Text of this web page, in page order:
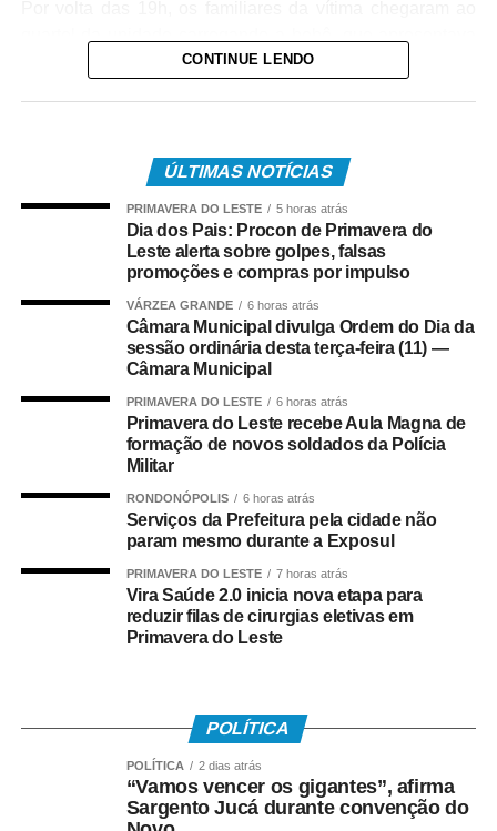
um quadro de obstrução das vias aéreas com leite
Após o atendimento inicial, o bebê foi levado ao Hospital
Regional, acompanhado da mãe, onde permaneceu sob
os cuidados da equipe médica. A bebê foi atendida pela
pediatra de plantão, que deu continuidade às avaliações
e aos procedimentos necessários.
COMENTE ABAIXO:
WhatsApp
Facebook
Twitter
Messenger
LinkedIn
Share
CONTINUE LENDO
ÚLTIMAS NOTÍCIAS
PRIMAVERA DO LESTE 5 horas atrás
Dia dos Pais: Procon de Primavera do
Leste alerta sobre golpes, falsas
promoções e compras por impulso
VÁRZEA GRANDE 6 horas atrás
Câmara Municipal divulga Ordem do Dia da
sessão ordinária desta terça-feira (11) —
Câmara Municipal
PRIMAVERA DO LESTE 6 horas atrás
Primavera do Leste recebe Aula Magna de
formação de novos soldados da Polícia
Militar
RONDONÓPOLIS 6 horas atrás
Serviços da Prefeitura pela cidade não
param mesmo durante a Exposul
PRIMAVERA DO LESTE 7 horas atrás
Vira Saúde 2.0 inicia nova etapa para
reduzir filas de cirurgias eletivas em
Primavera do Leste
POLÍTICA
POLÍTICA 2 dias atrás
“Vamos vencer os gigantes”, afirma
Sargento Jucá durante convenção do